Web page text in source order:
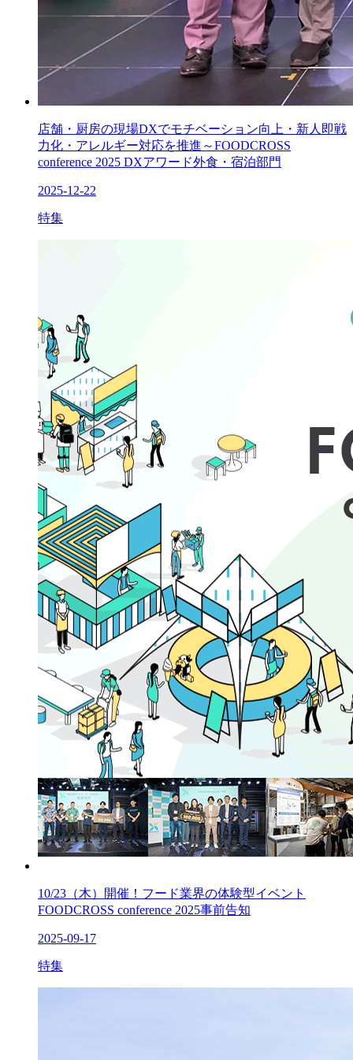
店舗・厨房の現場DXでモチベーション向上・新人即戦
力化・アレルギー対応を推進～FOODCROSS
conference 2025 DXアワード外食・宿泊部門
2025-12-22
特集
10/23（木）開催！フード業界の体験型イベント
FOODCROSS conference 2025事前告知
2025-09-17
特集